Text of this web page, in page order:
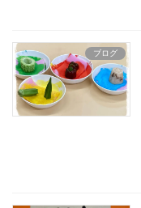
ブログ